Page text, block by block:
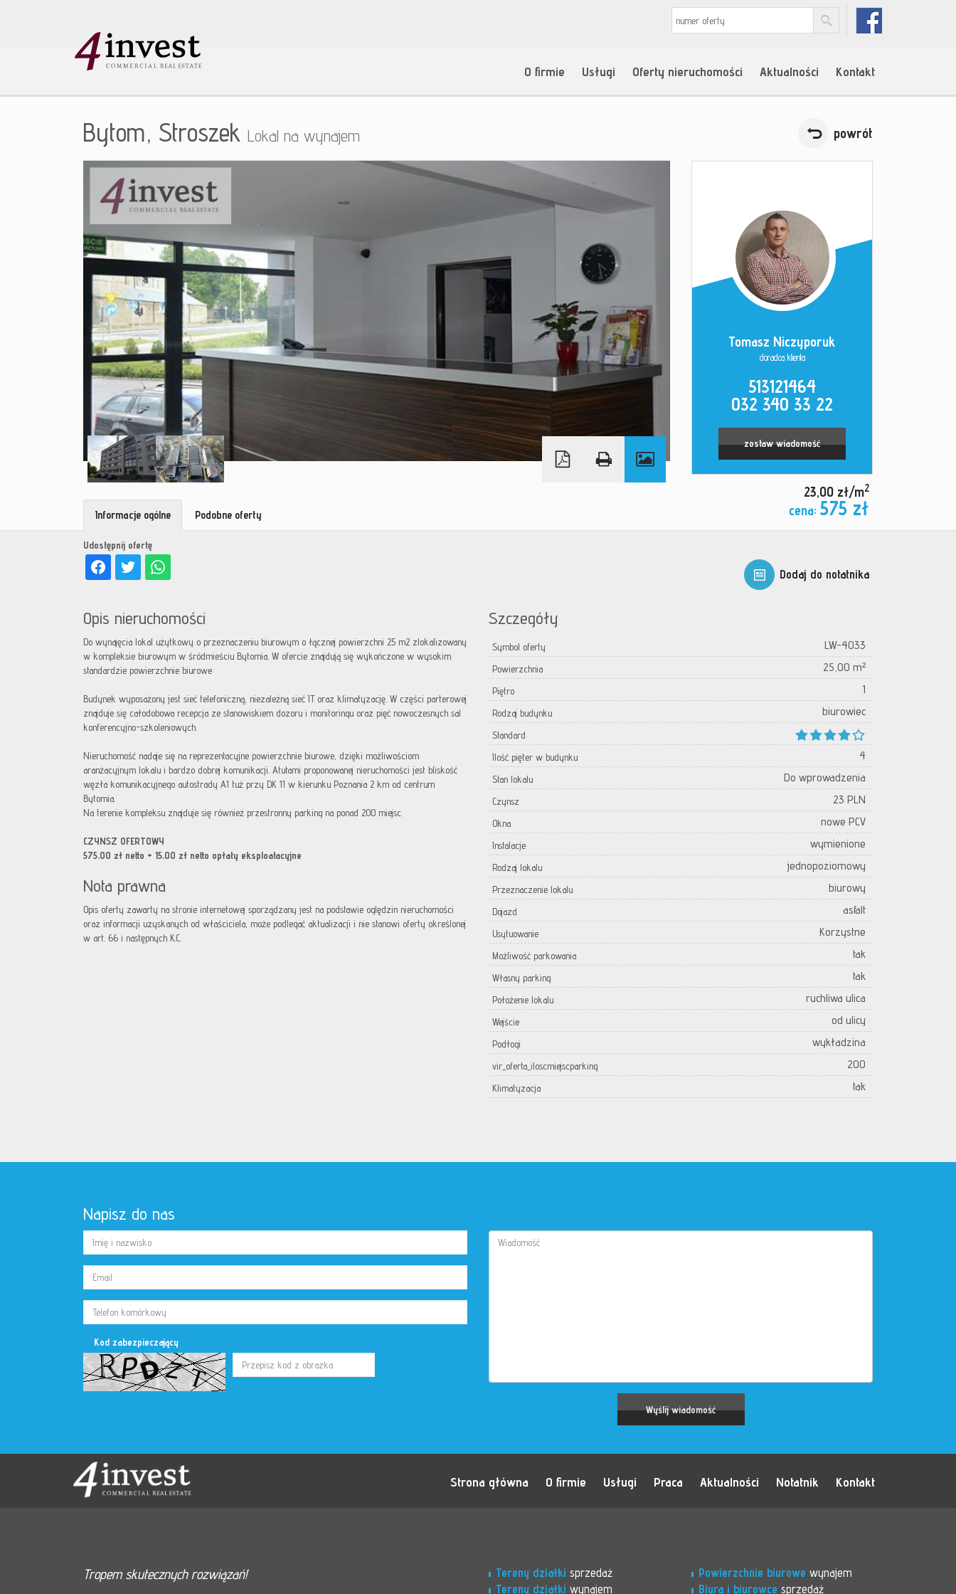
O firmie Usługi Oferty nieruchomości Aktualności Kontakt
Bytom, Stroszek Lokal na wynajem powrót
Tomasz Niczyporuk
doradca klienta
513121464
032 340 33 22
zostaw wiadomość
23,00 zł/m2
cena: 575 zł
Dodaj do notatnika
Udostępnij ofertę
Informacje ogólne Podobne oferty
Opis nieruchomości
Do wynajęcia lokal użytkowy o przeznaczeniu biurowym o łącznej powierzchni 25 m2 zlokalizowany
w kompleksie biurowym w śródmieściu Bytomia. W ofercie znajdują się wykończone w wysokim
standardzie powierzchnie biurowe
Budynek wyposażony jest sieć telefoniczną, niezależną sieć IT oraz klimatyzację. W części parterowej
znajduje się całodobowa recepcja ze stanowiskiem dozoru i monitoringu oraz pięć nowoczesnych sal
konferencyjno-szkoleniowych.
Nieruchomość nadaje się na reprezentacyjne powierzchnie biurowe, dzięki możliwościom
aranżacyjnym lokalu i bardzo dobrej komunikacji. Atutami proponowanej nieruchomości jest bliskość
węzła komunikacyjnego autostrady A1 tuż przy DK 11 w kierunku Poznania 2 km od centrum
Bytomia.
Na terenie kompleksu znajduje się również przestronny parking na ponad 200 miejsc.
CZYNSZ OFERTOWY
575,00 zł netto + 15,00 zł netto opłaty eksploatacyjne
Nota prawna
Opis oferty zawarty na stronie internetowej sporządzany jest na podstawie oględzin nieruchomości
oraz informacji uzyskanych od właściciela, może podlegać aktualizacji i nie stanowi oferty określonej
w art. 66 i następnych K.C.
Szczegóły
Symbol oferty LW-4033
Powierzchnia 25,00 m²
Piętro 1
Rodzaj budynku biurowiec
Standard
Ilość pięter w budynku
4
Stan lokalu Do wprowadzenia
Czynsz 23 PLN
Okna nowe PCV
Instalacje wymienione
Rodzaj lokalu jednopoziomowy
Przeznaczenie lokalu biurowy
Dojazd asfalt
Usytuowanie Korzystne
Możliwość parkowania tak
Własny parking tak
Położenie lokalu ruchliwa ulica
Wejście od ulicy
Podłogi wykładzina
vir_oferta_iloscmiejscparking 200
Klimatyzacja tak
Napisz do nas
Kod zabezpieczający
Strona główna O firmie Usługi Praca Aktualności Notatnik Kontakt
Tropem skutecznych rozwiązań! Tereny działki sprzedaż
Tereny działki wynajem
Powierzchnie biurowe wynajem
Biura i biurowce sprzedaż